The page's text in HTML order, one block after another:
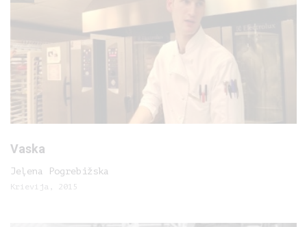
Vaska
Jeļena Pogrebižska
Krievija, 2015